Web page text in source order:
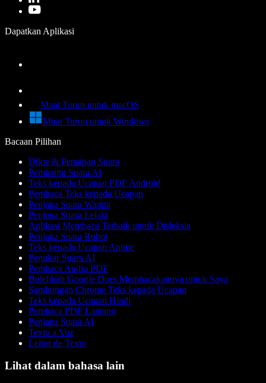
Dapatkan Aplikasi
Muat Turun untuk macOS
Muat Turun untuk Windows
Bacaan Pilihan
Dikte & Penaipan Suara
Pembantu Suara AI
Teks kepada Ucapan PDF Android
Pembaca Teks kepada Ucapan
Penjana Suara Wanita
Penjana Suara Lelaki
Aplikasi Membaca Terbaik untuk Disleksia
Penjana Suara Robot
Teks kepada Ucapan Anime
Penukar Suara AI
Pembaca Audio PDF
Bolehkah Google Docs Membacakannya untuk Saya
Sambungan Chrome Teks kepada Ucapan
Teks kepada Ucapan Hindi
Pembaca PDF Lantang
Penjana Suara AI
Texto a Voz
Leitor de Texto
Lihat dalam bahasa lain